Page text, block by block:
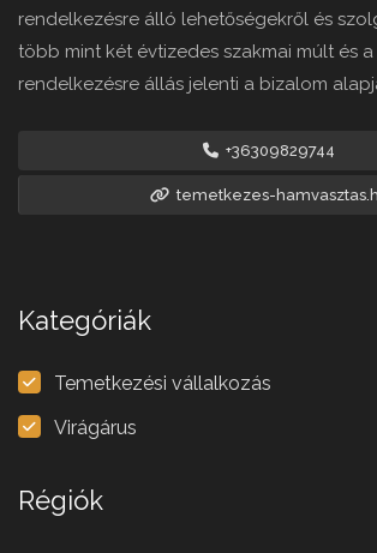
rendelkezésre álló lehetőségekről és
több mint két évtizedes szakmai múlt és
rendelkezésre állás jelenti a bizalom
+36309829744
temetkezes-
Kategóriák
Temetkezési vállalkozás
Virágárus
Régiók